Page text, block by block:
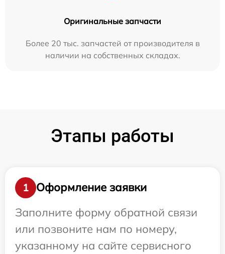
Оригинальные запчасти
Более 20 тыс. запчастей от производителя в
наличии на собственных складах.
Этапы работы
1
Оформление заявки
Заполните форму обратной связи
или позвоните нам по номеру,
указанному на сайте сервисного